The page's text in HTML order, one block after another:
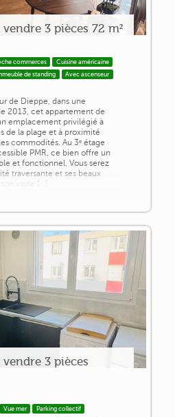
3 pièces 72 m²
commerces
Cuisine américaine
de standing
Avec ascenseur
de Dieppe, dans une
2013, cet appartement de
emplacement privilégié à
de la plage et à proximité
commodités. Au 3ᵉ étage
PMR, ce bien offre un
et fonctionnel. Vous serez
traversante et ses beaux
vaste [...]
3 pièces
Vue mer Parking collectif